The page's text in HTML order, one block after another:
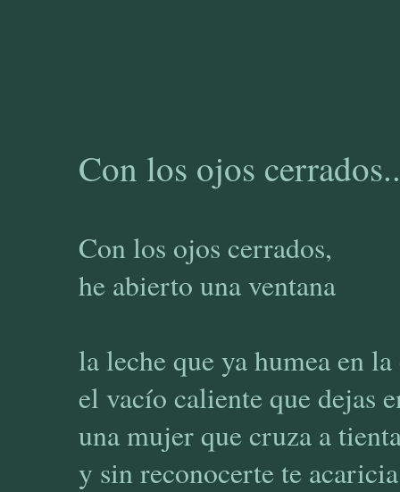
Con los ojos
Con los ojos cerrados,
he abierto una ventana
la leche que ya humea en la
el vacío caliente que dejas
una mujer que cruza a
y sin reconocerte te acaricia